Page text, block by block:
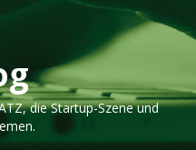
die Startup-Szene und